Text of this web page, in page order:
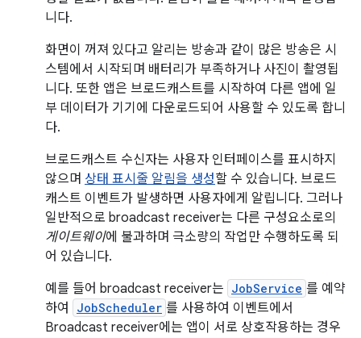
니다.
화면이 꺼져 있다고 알리는 방송과 같이 많은 방송은 시
스템에서 시작되며 배터리가 부족하거나 사진이 촬영됩
니다. 또한 앱은 브로드캐스트를 시작하여 다른 앱에 일
부 데이터가 기기에 다운로드되어 사용할 수 있도록 합니
다.
브로드캐스트 수신자는 사용자 인터페이스를 표시하지
않으며 상태 표시줄 알림을 생성할 수 있습니다. 브로드
캐스트 이벤트가 발생하면 사용자에게 알립니다. 그러나
일반적으로 broadcast receiver는 다른 구성요소로의
게이트웨이에 불과하며 극소량의 작업만 수행하도록 되
어 있습니다.
예를 들어 broadcast receiver는 JobService 를 예약
하여
JobScheduler 를 사용하여 이벤트에서
Broadcast receiver에는 앱이 서로 상호작용하는 경우